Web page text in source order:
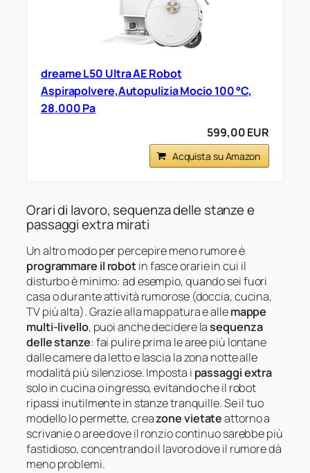
dreame L50 Ultra AE Robot
Aspirapolvere,Autopulizia Mocio 100 °C,
28.000 Pa
599,00 EUR
Acquista su Amazon
Orari di lavoro, sequenza delle stanze e
passaggi extra mirati
Un altro modo per percepire meno rumore è
programmare il robotin fasce orarie in cui il
disturbo è minimo: ad esempio, quando sei fuori
casa o durante attività rumorose (doccia, cucina,
TV più alta). Grazie alla mappatura e allemappe
multi-livello, puoi anche decidere lasequenza
delle stanze: fai pulire prima le aree più lontane
dalle camere da letto e lascia la zona notte alle
modalità più silenziose. Imposta i passaggi extra
solo in cucina o ingresso, evitando che il robot
ripassi inutilmente in stanze tranquille. Se il tuo
modello lo permette, creazone vietateattorno a
scrivanie o aree dove il ronzio continuo sarebbe più
fastidioso, concentrando il lavoro dove il rumore dà
meno problemi.